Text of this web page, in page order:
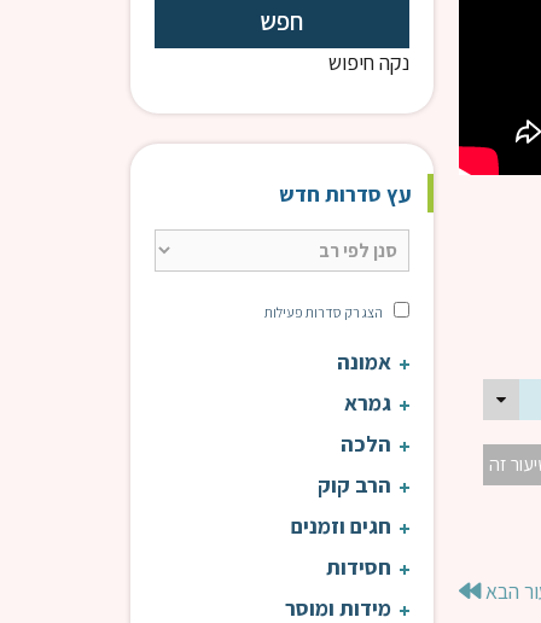
זה
הבא
נקה חיפוש
עץ סדרות חדש
הצג רק סדרות פעילות
אמונה
גמרא
הלכה
הרב קוק
חגים וזמנים
חסידות
מידות ומוסר